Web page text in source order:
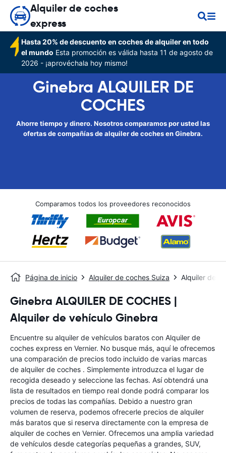
Alquiler de coches
express
Hasta 20% de descuento en coches de alquiler en todo
el mundo Esta promoción es válida hasta 11 de agosto de
2026 - ¡aprovéchala hoy mismo!
Ginebra ALQUILER DE
COCHES
Ahorre tiempo y dinero. Nosotros comparamos por usted las
ofertas de compañías de alquiler de coches en Ginebra.
Comparamos todos los proveedores reconocidos
Página de inicio Alquiler de coches Suiza Alquiler de
Ginebra ALQUILER DE COCHES |
Alquiler de vehículo Ginebra
Encuentre su alquiler de vehículos baratos con Alquiler de
coches express en Vernier. No busque más, aquí le ofrecemos
una comparación de precios todo incluido de varias marcas
de alquiler de coches . Simplemente introduzca el lugar de
recogida deseado y seleccione las fechas. Así obtendrá una
lista de resultados en tiempo real donde podrá comparar los
precios de todas las compañías. Debido a nuestro gran
volumen de reserva, podemos ofrecerle precios de alquiler
más baratos que si reserva directamente con la empresa de
alquiler de coches en Vernier. Ofrecemos una amplia variedad
de vehículos desde categorías pequeñas a grandes, SUV,